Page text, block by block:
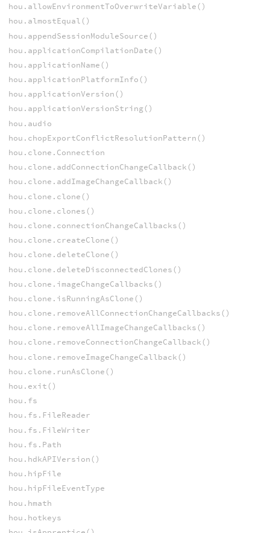
hou.allowEnvironmentToOverwriteVariable()
hou.almostEqual()
hou.appendSessionModuleSource()
hou.applicationCompilationDate()
hou.applicationName()
hou.applicationPlatformInfo()
hou.applicationVersion()
hou.applicationVersionString()
hou.audio
hou.chopExportConflictResolutionPattern()
hou.clone.Connection
hou.clone.addConnectionChangeCallback()
hou.clone.addImageChangeCallback()
hou.clone.clone()
hou.clone.clones()
hou.clone.connectionChangeCallbacks()
hou.clone.createClone()
hou.clone.deleteClone()
hou.clone.deleteDisconnectedClones()
hou.clone.imageChangeCallbacks()
hou.clone.isRunningAsClone()
hou.clone.removeAllConnectionChangeCallbacks()
hou.clone.removeAllImageChangeCallbacks()
hou.clone.removeConnectionChangeCallback()
hou.clone.removeImageChangeCallback()
hou.clone.runAsClone()
hou.exit()
hou.fs
hou.fs.FileReader
hou.fs.FileWriter
hou.fs.Path
hou.hdkAPIVersion()
hou.hipFile
hou.hipFileEventType
hou.hmath
hou.hotkeys